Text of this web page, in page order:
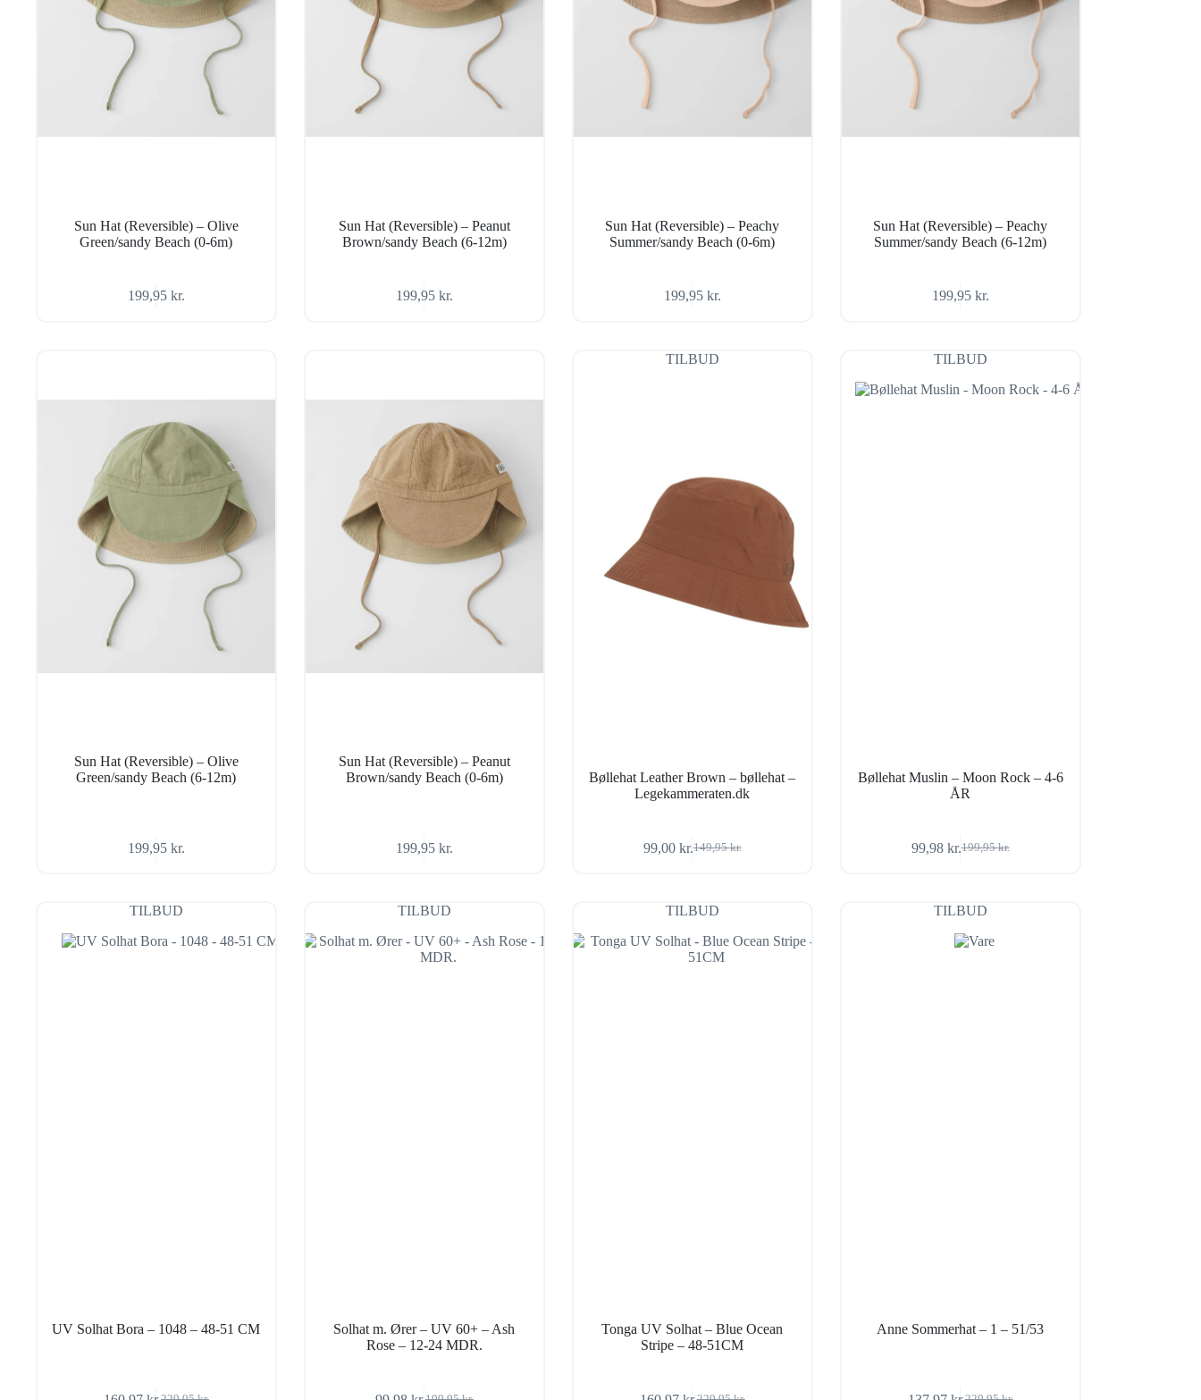
Sun Hat (Reversible) – Olive
Green/sandy Beach (0-6m)
199,95 kr.
Sun Hat (Reversible) – Peanut
Brown/sandy Beach (6-12m)
199,95 kr.
Sun Hat (Reversible) – Peachy
Summer/sandy Beach (0-6m)
199,95 kr.
Sun Hat (Reversible) – Peachy
Summer/sandy Beach (6-12m)
199,95 kr.
Sun Hat (Reversible) – Olive
Green/sandy Beach (6-12m)
199,95 kr.
Sun Hat (Reversible) – Peanut
Brown/sandy Beach (0-6m)
199,95 kr.
TILBUD
Bøllehat Leather Brown – bøllehat –
Legekammeraten.dk
149,95kr.
Den
var:
149,95 kr..
99,00 kr.Den
er:
99,00 kr..
TILBUD
Bøllehat Muslin – Moon Rock – 4-6
ÅR
199,95kr.
Den
var:
199,95 kr..
99,98 kr.Den
er:
99,98 kr..
TILBUD
UV Solhat Bora – 1048 – 48-51 CM
TILBUD
Solhat m. Ører – UV 60+ – Ash
Rose – 12-24 MDR.
TILBUD
Tonga UV Solhat – Blue Ocean
Stripe – 48-51CM
TILBUD
Anne Sommerhat – 1 – 51/53